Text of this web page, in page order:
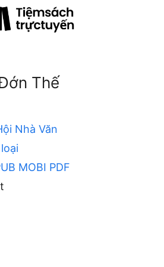
Thế
Nhà Văn
MOBI PDF